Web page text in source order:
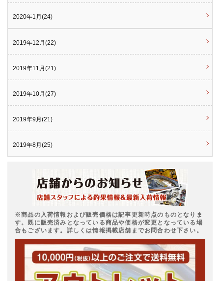
2020年1月(24)
2019年12月(22)
2019年11月(21)
2019年10月(27)
2019年9月(21)
2019年8月(25)
※商品の入荷情報および販売価格は記事更新時点のものとなりま
す。既に販売済みとなっている商品や価格が変更となっている場
合もございます。詳しくは情報掲載店舗までお問合わせ下さい。